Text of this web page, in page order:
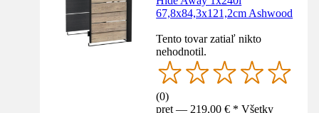
67,8x84,3x121,2cm Ashwood
Tento tovar zatiaľ nikto
nehodnotil.
(0)
preț — 219,00 € * Všetky